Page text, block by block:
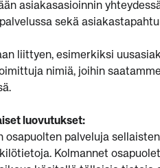
asiakasasioinnin
sekä
liittyen, esimerkiksi
nimiä, joihin
luovutukset:
osapuolten palveluja
Kolmannet